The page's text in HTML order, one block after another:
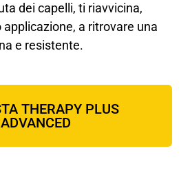
dei capelli, ti riavvicina,
a ritrovare una
e resistente.
THERAPY PLUS
ADVANCED